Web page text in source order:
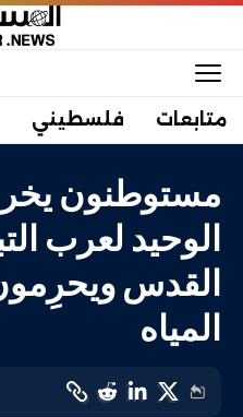
متابعات فلسطيني
مستوطنون
الوحيد لعرب
القدس
المياه